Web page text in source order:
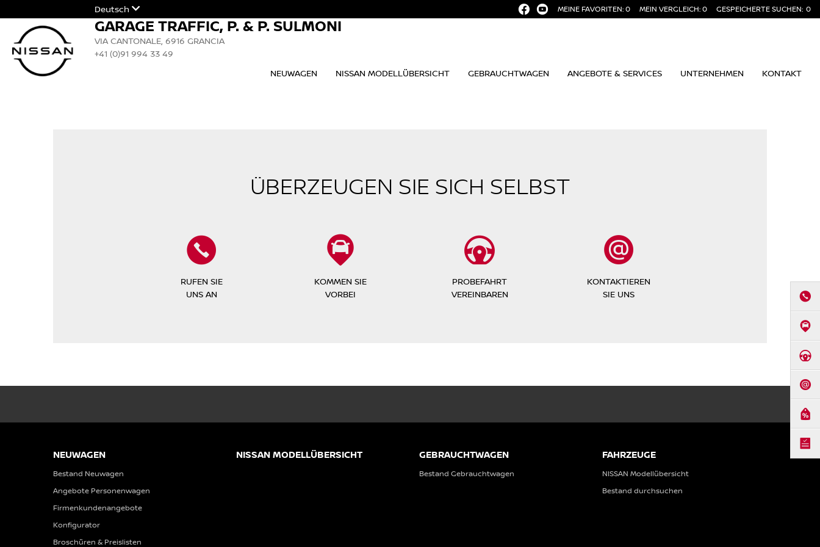
Deutsch MEINE FAVORITEN:0 MEIN VERGLEICH:0 GESPEICHERTE SUCHEN: 0
GARAGE TRAFFIC, P. & P. SULMONI
VIA CANTONALE, 6916 GRANCIA
+41 (0)91 994 33 49
NEUWAGEN
NISSAN MODELLÜBERSICHT GEBRAUCHTWAGEN ANGEBOTE & SERVICES UNTERNEHMEN KONTAKT
ÜBERZEUGEN SIE SICH SELBST
RUFEN SIE
UNS AN
KOMMEN SIE
VORBEI
PROBEFAHRT
VEREINBAREN
KONTAKTIEREN
SIE UNS
NEUWAGEN
Bestand Neuwagen
Angebote Personenwagen
Firmenkundenangebote
Konfigurator
Broschüren & Preislisten
NISSAN MODELLÜBERSICHT GEBRAUCHTWAGEN
Bestand Gebrauchtwagen
FAHRZEUGE
NISSAN Modellübersicht
Bestand durchsuchen